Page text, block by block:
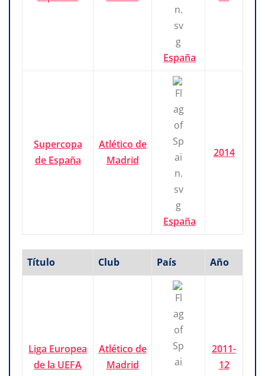
España
Supercopa
de España
Atlético de
Madrid
España
2014
Título Club País Año
Liga Europea
de la UEFA
Atlético de
Madrid
2011-
12